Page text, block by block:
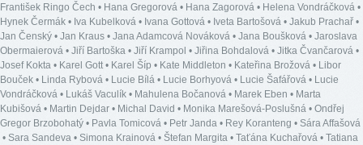
František Ringo Čech • Hana Gregorová • Hana Zagorová • Helena Vondráčková •
Hynek Čermák • Iva Kubelková • Ivana Gottová • Iveta Bartošová • Jakub Prachař •
Jan Čenský • Jan Kraus • Jana Adamcová Nováková • Jana Boušková • Jaroslava
Obermaierová • Jiří Bartoška • Jiří Krampol • Jiřina Bohdalová • Jitka Čvančarová •
Josef Kokta • Karel Gott• Karel Šíp • Kate Middleton • Kateřina Brožová • Libor
Bouček • Linda Rybová • Lucie Bílá • Lucie Borhyová • Lucie Šafářová • Lucie
Vondráčková • Lukáš Vaculík • Mahulena Bočanová • Marek Eben • Marta
Kubišová • Martin Dejdar • Michal David • Monika Marešová-Poslušná • Ondřej
Gregor Brzobohatý • Pavla Tomicová • Petr Janda • Rey Koranteng • Sára Affašová
• Sara Sandeva • Simona Krainová • Štefan Margita • Taťána Kuchařová • Tatiana